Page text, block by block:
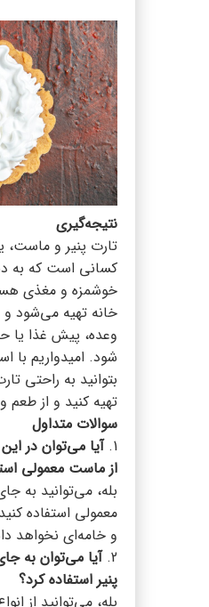
نتیجه‌گیری
تارت پنیر و ماست،
کسانی است که به
خوشمزه و مغذی
خانه تهیه می‌شود و
وعده، پیش غذا یا
شود. امیدواریم با
بتوانید به راحتی
تهیه کنید و از طعم
سوالات متداول
1. آیا می‌توان در
از ماست معمولی
بله، می‌توانید به
معمولی استفاده
و خامه‌ای نخواهد
2. آیا می‌توان به
پنیر استفاده کرد؟
بله، می‌توانید از